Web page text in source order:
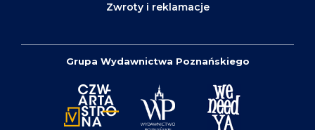
Zwroty i reklamacje
Grupa Wydawnictwa Poznańskiego